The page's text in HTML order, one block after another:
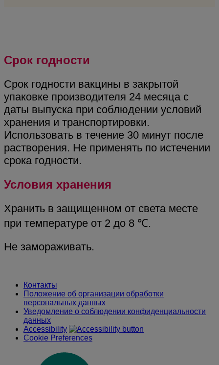
Срок годности
Срок годности вакцины в закрытой
упаковке производителя 24 месяца с
даты выпуска при соблюдении условий
хранения и транспортировки.
Использовать в течение 30 минут после
растворения. Не применять по истечении
срока годности.
Условия хранения
Хранить в защищенном от света месте
при температуре от 2 до 8 ℃.
Не замораживать.
Контакты
Положение об организации обработки
персональных данных
Уведомление о соблюдении конфиденциальности
данных
Accessibility
Cookie Preferences